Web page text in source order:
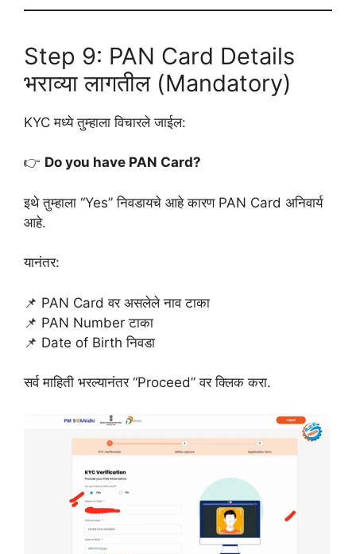
Step 9: PAN Card Details
भराव्या लागतील (Mandatory)
KYC मध्ये तुम्हाला विचारले जाईल:
👉 Do you have PAN Card?
इथे तुम्हाला “Yes” निवडायचे आहे कारण PAN Card अनिवार्य
आहे.
यानंतर:
📌 PAN Card वर असलेले नाव टाका
📌 PAN Number टाका
📌 Date of Birth निवडा
सर्व माहिती भरल्यानंतर “Proceed” वर क्लिक करा.